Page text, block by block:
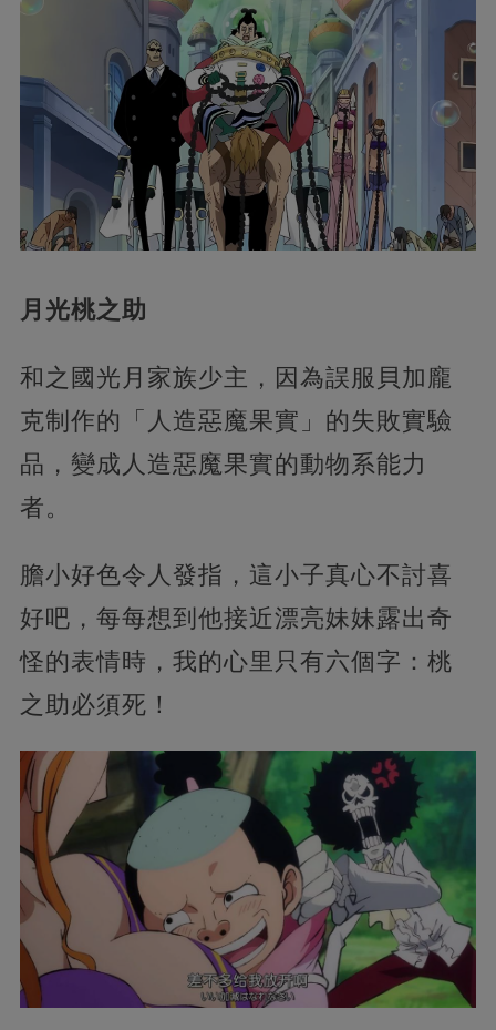
月光桃之助
和之國光月家族少主，因為誤服貝加龐
克制作的「人造惡魔果實」的失敗實驗
品，變成人造惡魔果實的動物系能力
者。
膽小好色令人發指，這小子真心不討喜
好吧，每每想到他接近漂亮妹妹露出奇
怪的表情時，我的心里只有六個字：桃
之助必須死！